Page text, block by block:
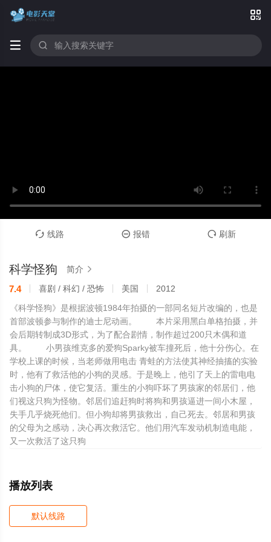

 
 线路  报错  刷新
科学怪狗 简介 
7.4 喜剧 / 科幻 / 恐怖 美国
2012
《科学怪狗》是根据波顿1984年拍摄的一部同名短片改编的，也是
首部波顿参与制作的迪士尼动画。 本片采用黑白单格拍摄，并
会后期转制成3D形式，为了配合剧情，制作超过200只木偶和道
具。 小男孩维克多的爱狗Sparky被车撞死后，他十分伤心。在
学校上课的时候，当老师做用电击 青蛙的方法使其神经抽搐的实验
时，他有了救活他的小狗的灵感。于是晚上，他引了天上的雷电电
击小狗的尸体，使它复活。重生的小狗吓坏了男孩家的邻居们，他
们视这只狗为怪物。邻居们追赶狗时将狗和男孩逼进一间小木屋，
失手几乎烧死他们。但小狗却将男孩救出，自己死去。邻居和男孩
的父母为之感动，决心再次救活它。他们用汽车发动机制造电能，
又一次救活了这只狗
播放列表
默认线路